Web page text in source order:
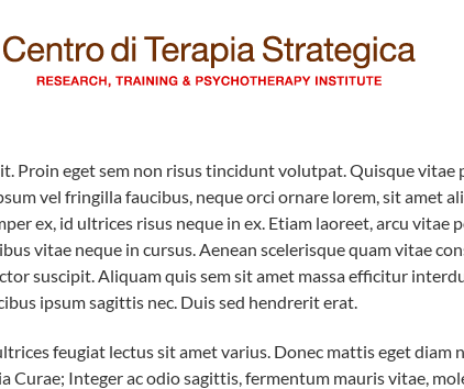
Proin eget sem non risus tincidunt volutpat. Quisque vitae
vel fringilla faucibus, neque orci ornare lorem, sit amet
ex, id ultrices risus neque in ex. Etiam laoreet, arcu
vitae neque in cursus. Aenean scelerisque quam vitae
suscipit. Aliquam quis sem sit amet massa efficitur
ipsum sagittis nec. Duis sed hendrerit erat.
feugiat lectus sit amet varius. Donec mattis eget diam
Integer ac odio sagittis, fermentum mauris vitae,